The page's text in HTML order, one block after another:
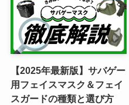
【2025年最新版】サバゲー
用フェイスマスク＆フェイ
スガードの種類と選び方